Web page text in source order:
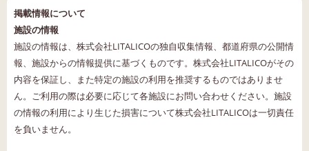
掲載情報について
施設の情報
施設の情報は、株式会社LITALICOの独自収集情報、都道府県の公開情
報、施設からの情報提供に基づくものです。株式会社LITALICOがその
内容を保証し、また特定の施設の利用を推奨するものではありませ
ん。ご利用の際は必要に応じて各施設にお問い合わせください。施設
の情報の利用により生じた損害について株式会社LITALICOは一切責任
を負いません。